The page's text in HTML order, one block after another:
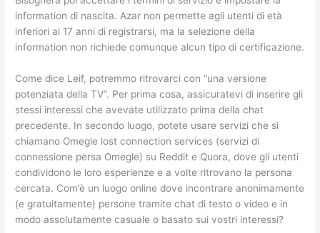
information di nascita. Azar non permette agli utenti di età
inferiori ai 17 anni di registrarsi, ma la selezione della
information non richiede comunque alcun tipo di certificazione.
Come dice Leif, potremmo ritrovarci con “una versione
potenziata della TV”. Per prima cosa, assicuratevi di inserire gli
stessi interessi che avevate utilizzato prima della chat
precedente. In secondo luogo, potete usare servizi che si
chiamano Omegle lost connection services (servizi di
connessione persa Omegle) su Reddit e Quora, dove gli utenti
condividono le loro esperienze e a volte ritrovano la persona
cercata. Com’è un luogo online dove incontrare anonimamente
(e gratuitamente) persone tramite chat di testo o video e in
modo assolutamente casuale o basato sui vostri interessi?